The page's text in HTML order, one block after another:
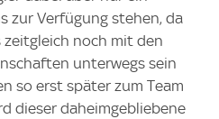
zur Verfügung stehen, da
noch mit den
unterwegs sein
so erst später zum Team
dieser daheimgebliebene